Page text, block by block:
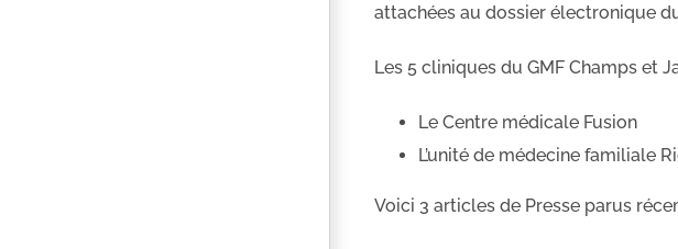
attachées au dossier électronique
Les 5 cliniques du GMF Champs et
Le Centre médicale Fusion
L’unité de médecine familiale
Voici 3 articles de Presse parus